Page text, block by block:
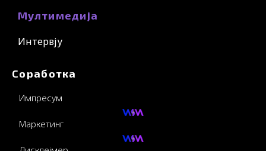
Мултимедија
Интервју
Соработка
Импресум
Маркетинг